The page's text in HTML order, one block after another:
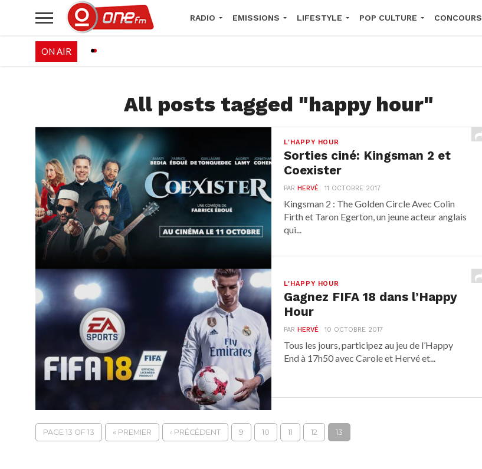
RADIO EMISSIONS LIFESTYLE POP CULTURE CONCOURS
ON AIR
All posts tagged "happy hour"
L'HAPPY HOUR
Sorties ciné: Kingsman 2 et
Coexister
PARHERVÉ 11 OCTOBRE 2017
Kingsman 2 : The Golden Circle Avec Colin
Firth et Taron Egerton, un jeune acteur anglais
qui...
L'HAPPY HOUR
Gagnez FIFA 18 dans l’Happy
Hour
PARHERVÉ 10 OCTOBRE 2017
Tous les jours, participez au jeu de l’Happy
End à 17h50 avec Carole et Hervé et...
PAGE 13 OF 13 « PREMIER ‹ PRÉCÉDENT 9 10 11 12 13